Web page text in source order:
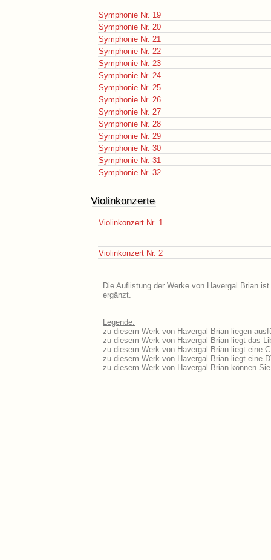
Symphonie Nr. 19
Symphonie Nr. 20
Symphonie Nr. 21
Symphonie Nr. 22
Symphonie Nr. 23
Symphonie Nr. 24
Symphonie Nr. 25
Symphonie Nr. 26
Symphonie Nr. 27
Symphonie Nr. 28
Symphonie Nr. 29
Symphonie Nr. 30
Symphonie Nr. 31
Symphonie Nr. 32
Violinkonzerte
Violinkonzert Nr. 1
Violinkonzert Nr. 2
Die Auflistung der Werke von Havergal Brian
ergänzt.
Legende:
zu diesem Werk von Havergal Brian liegen
zu diesem Werk von Havergal Brian liegt das
zu diesem Werk von Havergal Brian liegt eine
zu diesem Werk von Havergal Brian liegt eine
zu diesem Werk von Havergal Brian können